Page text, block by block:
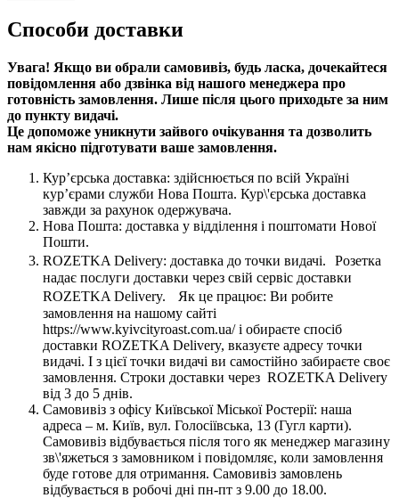
Способи доставки
Увага! Якщо ви обрали самовивіз, будь ласка, дочекайтеся
повідомлення або дзвінка від нашого менеджера про
готовність замовлення. Лише після цього приходьте за ним
до пункту видачі.
Це допоможе уникнути зайвого очікування та дозволить
нам якісно підготувати ваше замовлення.
Кур’єрська доставка: здійснюється по всій Україні
кур’єрами служби Нова Пошта. Кур\'єрська доставка
завжди за рахунок одержувача.
Нова Пошта: доставка у відділення і поштомати Нової
Пошти.
ROZETKA Delivery: доставка до точки видачі. Розетка
надає послуги доставки через свій сервіс доставки
ROZETKA Delivery. Як це працює: Ви робите
замовлення на нашому сайті
https://www.kyivcityroast.com.ua/ і обираєте спосіб
доставки ROZETKA Delivery, вказуєте адресу точки
видачі. І з цієї точки видачі ви самостійно забираєте своє
замовлення. Строки доставки через ROZETKA Delivery
від 3 до 5 днів.
Самовивіз з офісу Київської Міської Ростерії: наша
адреса – м. Київ, вул. Голосіївська, 13 (Гугл карти).
Самовивіз відбувається після того як менеджер магазину
зв\'яжеться з замовником і повідомляє, коли замовлення
буде готове для отримання. Самовивіз замовлень
відбувається в робочі дні пн-пт з 9.00 до 18.00.